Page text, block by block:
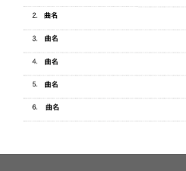
セットリストをプレイリストにして保存する